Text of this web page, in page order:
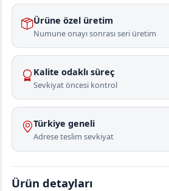
Ürüne özel üretim
Numune onayı sonrası seri üretim
Kalite odaklı süreç
Sevkiyat öncesi kontrol
Türkiye geneli
Adrese teslim sevkiyat
Ürün detayları